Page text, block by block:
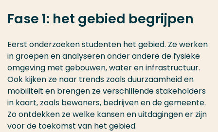
Fase 1: het gebied begrijpen
Eerst onderzoeken studenten het gebied. Ze werken
in groepen en analyseren onder andere de fysieke
omgeving met gebouwen, water en infrastructuur.
Ook kijken ze naar trends zoals duurzaamheid en
mobiliteit en brengen ze verschillende stakeholders
in kaart, zoals bewoners, bedrijven en de gemeente.
Zo ontdekken ze welke kansen en uitdagingen er zijn
voor de toekomst van het gebied.